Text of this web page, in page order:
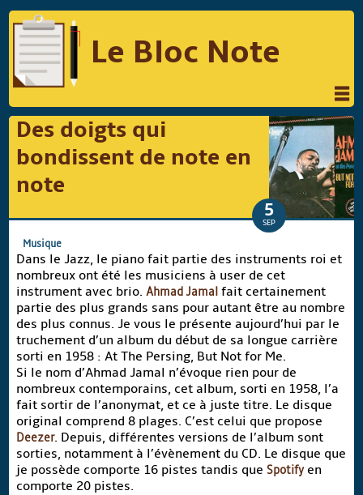
Le Bloc Note
INFORMATIQUE
MUSIQUE
PHOTOGRAPHIE
PODCAST
REVUES DE PRESSE
COMPARATIF DES HYBRIDES
COMPARATIF DES APPAREILS REFLEX
Suivre Le Bloc Note
Des doigts qui
bondissent de note en
note
5
SEP
Musique
Dans le Jazz, le piano fait partie des instruments roi et
nombreux ont été les musiciens à user de cet
instrument avec brio. Ahmad Jamalfait certainement
partie des plus grands sans pour autant être au nombre
des plus connus. Je vous le présente aujourd’hui par le
truchement d’un album du début de sa longue carrière
sorti en 1958 : At The Persing, But Not for Me.
Si le nom d’Ahmad Jamal n’évoque rien pour de
nombreux contemporains, cet album, sorti en 1958, l’a
fait sortir de l’anonymat, et ce à juste titre. Le disque
original comprend 8 plages. C’est celui que propose
Deezer. Depuis, différentes versions de l’album sont
sorties, notamment à l’évènement du CD. Le disque que
je possède comporte 16 pistes tandis que Spotifyen
comporte 20 pistes.